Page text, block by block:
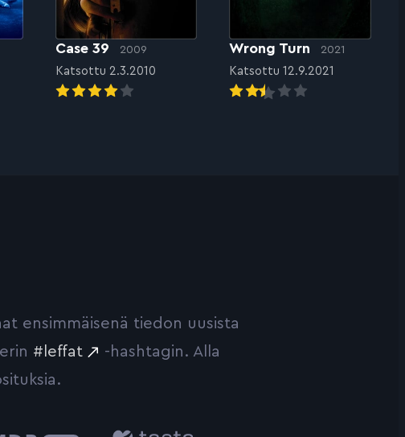
Case 39 2009
Katsottu 2.3.2010
Wrong Turn 2021
Katsottu 12.9.2021
ensimmäisenä tiedon uusista
#leffat
-hashtagin. Alla